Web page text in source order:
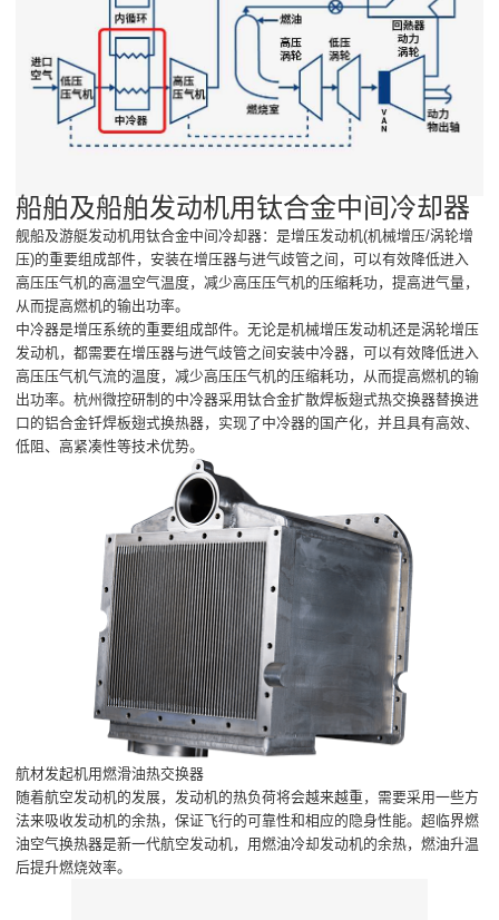
船舶及船舶发动机用钛合金中间冷却器
舰船及游艇发动机用钛合金中间冷却器：是增压发动机(机械增压/涡轮增
压)的重要组成部件，安装在增压器与进气歧管之间，可以有效降低进入
高压压气机的高温空气温度，减少高压压气机的压缩耗功，提高进气量，
从而提高燃机的输出功率。
中冷器是增压系统的重要组成部件。无论是机械增压发动机还是涡轮增压
发动机，都需要在增压器与进气歧管之间安装中冷器，可以有效降低进入
高压压气机气流的温度，减少高压压气机的压缩耗功，从而提高燃机的输
出功率。杭州微控研制的中冷器采用钛合金扩散焊板翅式热交换器替换进
口的铝合金钎焊板翅式换热器，实现了中冷器的国产化，并且具有高效、
低阻、高紧凑性等技术优势。
航材发起机用燃滑油热交换器
随着航空发动机的发展，发动机的热负荷将会越来越重，需要采用一些方
法来吸收发动机的余热，保证飞行的可靠性和相应的隐身性能。超临界燃
油空气换热器是新一代航空发动机，用燃油冷却发动机的余热，燃油升温
后提升燃烧效率。